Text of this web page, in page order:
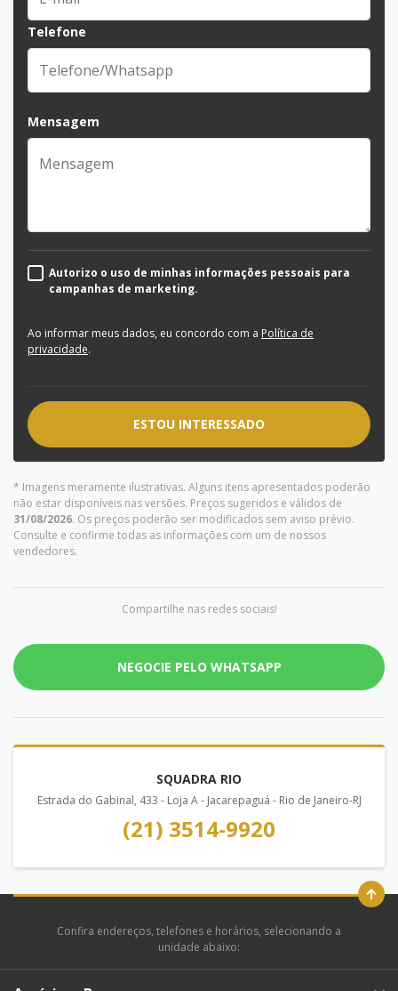
Telefone
Mensagem
Autorizo o uso de minhas informações pessoais para
campanhas de marketing.
Ao informar meus dados, eu concordo com a Política de
privacidade.
ESTOU INTERESSADO
* Imagens meramente ilustrativas. Alguns itens apresentados poderão
não estar disponíveis nas versões. Preços sugeridos e válidos de
31/08/2026. Os preços poderão ser modificados sem aviso prévio.
Consulte e confirme todas as informações com um de nossos
vendedores.
Compartilhe nas redes sociais!
NEGOCIE PELO WHATSAPP
SQUADRA RIO
Estrada do Gabinal, 433 - Loja A - Jacarepaguá - Rio de Janeiro-RJ
(21) 3514-9920
Confira endereços, telefones e horários, selecionando a
unidade abaixo: